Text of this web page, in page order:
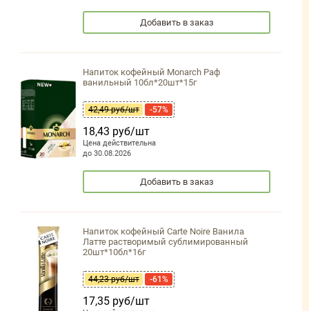
Добавить в заказ
Напиток кофейный Monarch Раф
ванильный 10бл*20шт*15г
42,49 руб/шт -57%
18,43 руб/шт
Цена действительна
до 30.08.2026
Добавить в заказ
Напиток кофейный Carte Noire Ванила
Латте растворимый сублимированный
20шт*10бл*16г
44,23 руб/шт -61%
17,35 руб/шт